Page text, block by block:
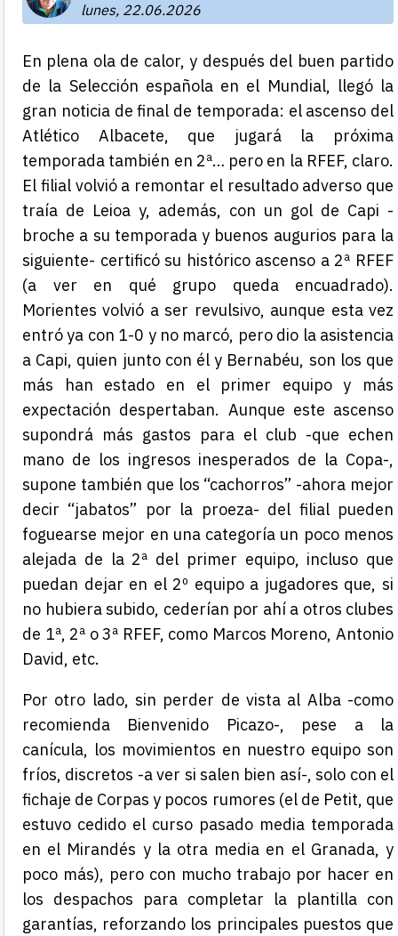
lunes, 22.06.2026
En plena ola de calor, y después del buen partido
de la Selección española en el Mundial, llegó la
gran noticia de final de temporada: el ascenso del
Atlético Albacete, que jugará la próxima
temporada también en 2ª… pero en la RFEF, claro.
El filial volvió a remontar el resultado adverso que
traía de Leioa y, además, con un gol de Capi -
broche a su temporada y buenos augurios para la
siguiente- certificó su histórico ascenso a 2ª RFEF
(a ver en qué grupo queda encuadrado).
Morientes volvió a ser revulsivo, aunque esta vez
entró ya con 1-0 y no marcó, pero dio la asistencia
a Capi, quien junto con él y Bernabéu, son los que
más han estado en el primer equipo y más
expectación despertaban. Aunque este ascenso
supondrá más gastos para el club -que echen
mano de los ingresos inesperados de la Copa-,
supone también que los “cachorros” -ahora mejor
decir “jabatos” por la proeza- del filial pueden
foguearse mejor en una categoría un poco menos
alejada de la 2ª del primer equipo, incluso que
puedan dejar en el 2º equipo a jugadores que, si
no hubiera subido, cederían por ahí a otros clubes
de 1ª, 2ª o 3ª RFEF, como Marcos Moreno, Antonio
David, etc.
Por otro lado, sin perder de vista al Alba -como
recomienda Bienvenido Picazo-, pese a la
canícula, los movimientos en nuestro equipo son
fríos, discretos -a ver si salen bien así-, solo con el
fichaje de Corpas y pocos rumores (el de Petit, que
estuvo cedido el curso pasado media temporada
en el Mirandés y la otra media en el Granada, y
poco más), pero con mucho trabajo por hacer en
los despachos para completar la plantilla con
garantías, reforzando los principales puestos que